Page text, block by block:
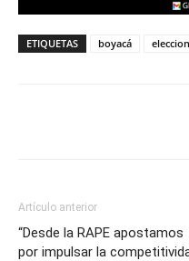
ETIQUETAS boyacá
Artículo anterior
“Desde la RAPE apostamos
por impulsar la